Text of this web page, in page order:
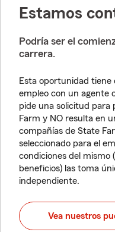
Estamos
Podría ser el
carrera.
Esta oportunidad tiene
empleo con un agente
pide una solicitud para
Farm y NO resulta en
compañías de State
seleccionado para el
condiciones del mismo
beneficios) las toma
independiente.
Vea nuestros